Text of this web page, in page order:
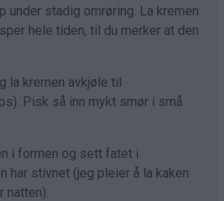
under stadig omrøring. La kremen
hele tiden, til du merker at den
la kremen avkjøle til
Pisk så inn mykt smør i små
i formen og sett fatet i
har stivnet (jeg pleier å la kaken